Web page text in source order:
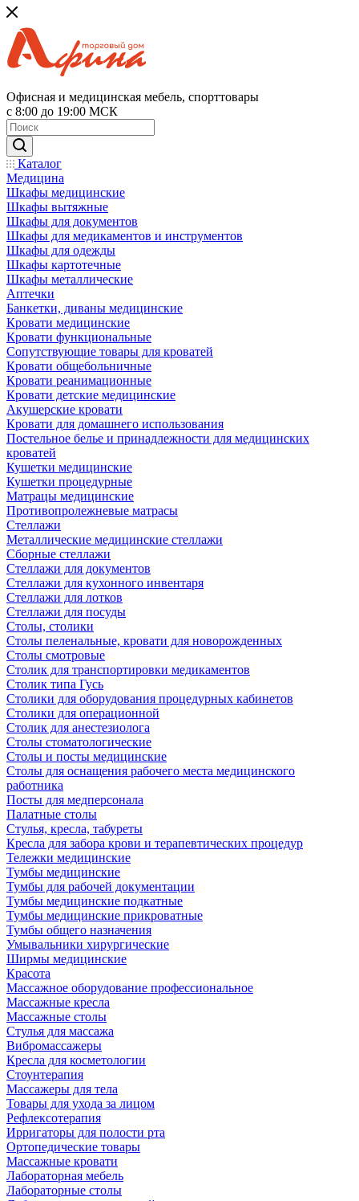
Офисная и медицинская мебель, спорттовары
с 8:00 до 19:00 МСК
Каталог
Медицина
Шкафы медицинские
Шкафы вытяжные
Шкафы для документов
Шкафы для медикаментов и инструментов
Шкафы для одежды
Шкафы картотечные
Шкафы металлические
Аптечки
Банкетки, диваны медицинские
Кровати медицинские
Кровати функциональные
Сопутствующие товары для кроватей
Кровати общебольничные
Кровати реанимационные
Кровати детские медицинские
Акушерские кровати
Кровати для домашнего использования
Постельное белье и принадлежности для медицинских
кроватей
Кушетки медицинские
Кушетки процедурные
Матрацы медицинские
Противопролежневые матрасы
Стеллажи
Металлические медицинские стеллажи
Сборные стеллажи
Стеллажи для документов
Стеллажи для кухонного инвентаря
Стеллажи для лотков
Стеллажи для посуды
Столы, столики
Столы пеленальные, кровати для новорожденных
Столы смотровые
Столик для транспортировки медикаментов
Столик типа Гусь
Столики для оборудования процедурных кабинетов
Столики для операционной
Столик для анестезиолога
Столы стоматологические
Столы и посты медицинские
Столы для оснащения рабочего места медицинского
работника
Посты для медперсонала
Палатные столы
Стулья, кресла, табуреты
Кресла для забора крови и терапевтических процедур
Тележки медицинские
Тумбы медицинские
Тумбы для рабочей документации
Тумбы медицинские подкатные
Тумбы медицинские прикроватные
Тумбы общего назначения
Умывальники хирургические
Ширмы медицинские
Красота
Массажное оборудование профессиональное
Массажные кресла
Массажные столы
Стулья для массажа
Вибромассажеры
Кресла для косметологии
Стоунтерапия
Массажеры для тела
Товары для ухода за лицом
Рефлексотерапия
Ирригаторы для полости рта
Ортопедические товары
Массажные кровати
Лабораторная мебель
Лабораторные столы